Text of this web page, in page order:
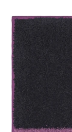
von
5
Sternen.